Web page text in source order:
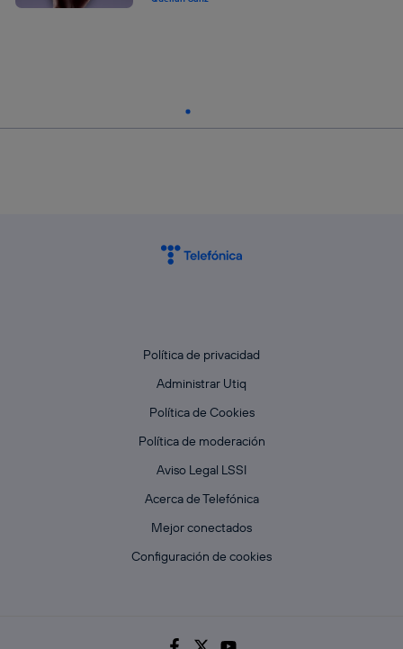
Política de privacidad
Administrar Utiq
Política de Cookies
Política de moderación
Aviso Legal LSSI
Acerca de Telefónica
Mejor conectados
Configuración de cookies